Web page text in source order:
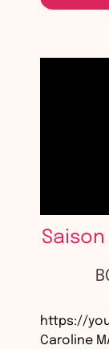
Saison
https://
Caroline